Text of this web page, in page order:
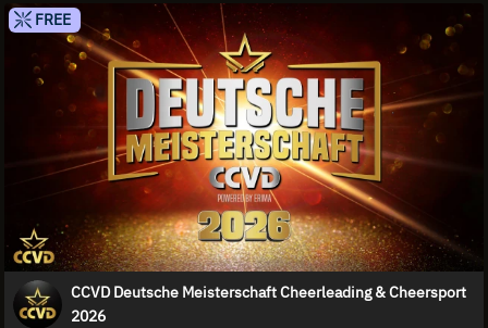
FREE
CCVD Deutsche Meisterschaft Cheerleading & Cheersport
2026